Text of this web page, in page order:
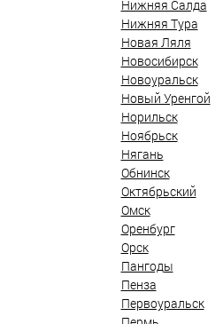
Нижняя Салда
Нижняя Тура
Новая Ляля
Новосибирск
Новоуральск
Новый Уренгой
Норильск
Ноябрьск
Нягань
Обнинск
Октябрьский
Омск
Оренбург
Орск
Пангоды
Пенза
Первоуральск